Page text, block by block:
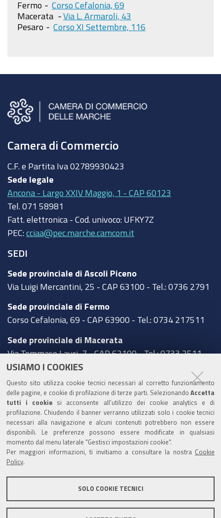
USIAMO I COOKIES
Questo sito utilizza cookie tecnici necessari al corretto funzionamento
delle pagine, e cookie di profilazione di terze parti. Selezionando Accetta
tutti i cookie si acconsente all’utilizzo dei cookie analytics e di
profilazione. Chiudendo il banner verranno utilizzati solo i cookie tecnici
necessari alla navigazione e alcuni contenuti potrebbero non essere
disponibili. Le preferenze possono essere modificate in qualsiasi
momento dal menu laterale "Gestisci impostazioni cookie".
Per maggiori informazioni, ti invitiamo a consultare la nostra Cookie
Policy
SOLO COOKIE TECNICI
Fermo - Corso Cefalonia, 69
Macerata - Via L. Armaroli, 43
Pesaro - Corso XI Settembre, 116
Camera di Commercio
C.F. e Partita Iva 02789930423
Sede legale
Ancona - Largo XXIV Maggio, 1 - CAP 60123
Tel. 071 58981
Fatt. elettronica - Cod. univoco: UFKY7Z
PEC: cciaa@pec.marche.camcom.it
SEDI
Sede provinciale di Ascoli Piceno
Via Luigi Mercantini, 25 - CAP 63100 - Tel.: 0736 2791
Sede provinciale di Fermo
Corso Cefalonia, 69 - CAP 63900 - Tel.: 0734 217511
Sede provinciale di Macerata
Via Tommaso Lauri, 7 - CAP 62100 - Tel.: 0733 2511
Sede provinciale di Pesaro Urbino
Corso XI Settembre, 116 - CAP 61121 - Tel.: 0721
3571
TRASPARENZA
Amministrazione trasparente
Statistiche Web del sito (fonte Web Analytics Italia)
Contatti